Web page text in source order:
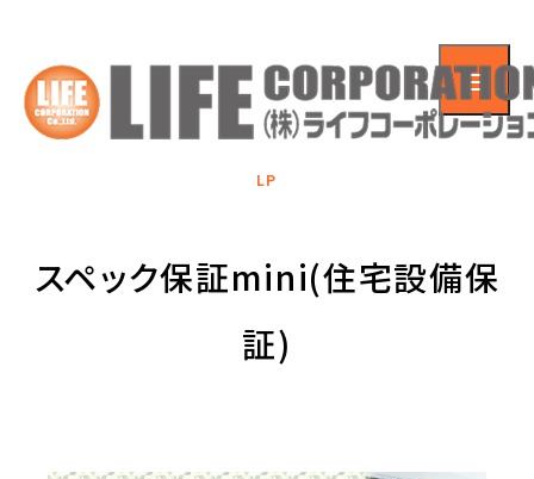
LP
スペック保証mini(住宅設備保
証)